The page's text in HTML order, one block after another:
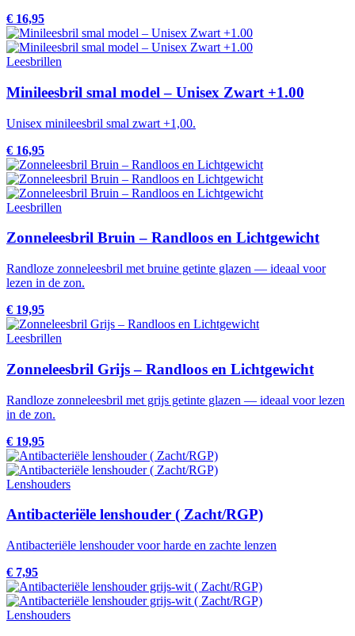
€ 16,95
Leesbrillen
Minileesbril smal model – Unisex Zwart +1.00
Unisex minileesbril smal zwart +1,00.
€ 16,95
Leesbrillen
Zonneleesbril Bruin – Randloos en Lichtgewicht
Randloze zonneleesbril met bruine getinte glazen — ideaal voor
lezen in de zon.
€ 19,95
Leesbrillen
Zonneleesbril Grijs – Randloos en Lichtgewicht
Randloze zonneleesbril met grijs getinte glazen — ideaal voor lezen
in de zon.
€ 19,95
Lenshouders
Antibacteriële lenshouder ( Zacht/RGP)
Antibacteriële lenshouder voor harde en zachte lenzen
€ 7,95
Lenshouders